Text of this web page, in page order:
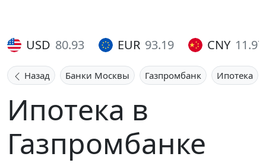
USD 80.93 EUR 93.19 CNY 11.97
Назад Банки Москвы Газпромбанк Ипотека
Ипотека в
Газпромбанке